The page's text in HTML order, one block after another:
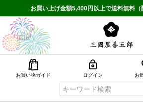
お買い上げ金額5,400円以上で送料無料（
お買い物ガイド ログイン お